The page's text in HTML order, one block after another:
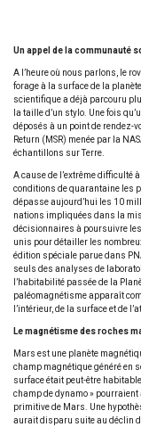
Un appel de la communauté
A l’heure où nous parlons, le
forage à la surface de la
scientifique a déjà parcouru
la taille d’un stylo. Une fois
déposés à un point de rendez-
Return (MSR) menée par la
échantillons sur Terre.
A cause de l’extrême difficulté
conditions de quarantaine les
dépasse aujourd’hui les 10
nations impliquées dans la
décisionnaires à poursuivre les
unis pour détailler les
édition spéciale parue dans
seuls des analyses de
l’habitabilité passée de la
paléomagnétisme apparaît
l’intérieur, de la surface et de
Le magnétisme des roches
Mars est une planète
champ magnétique généré en
surface était peut-être
champ de dynamo » pourraient
primitive de Mars. Une
aurait disparu suite au déclin